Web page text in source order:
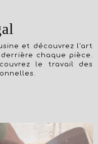
et découvrez l'art
chaque pièce.
le travail des